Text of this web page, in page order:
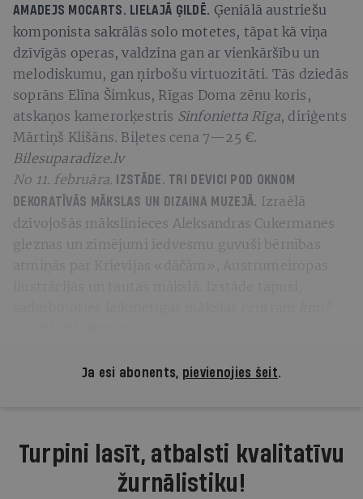
AMADEJS MOCARTS. LIELAJĀ ĢILDĒ. Ģeniālā austriešu
komponista sakrālās solo motetes, tāpat kā viņa
dzīvīgās operas, valdzina gan ar vienkāršību un
melodiskumu, gan ņirbošu virtuozitāti. Tās dziedās
soprāns Elīna Šimkus, Rīgas Doma zēnu koris,
atskaņos kamerorķestris Sinfonietta Rīga, diriģents
Mārtiņš Klišāns. Biļetes cena 7—25 €.
Bilesuparadize.lv
No 11. februāra. IZSTĀDE. TRI DEVICI POD OKNOM
DEKORATĪVĀS MĀKSLAS UN DIZAINA MUZEJĀ. Izraēlā
dzīvojošās mākslinieces Aleksandras Cukermanes
gleznas un zīmējumi iedvesmu guvuši bērnības
atmiņās par Krievijas «dāčām», Austrumeiropas
Ja esi abonents, pievienojies šeit.
Turpini lasīt, atbalsti kvalitatīvu
žurnālistiku!